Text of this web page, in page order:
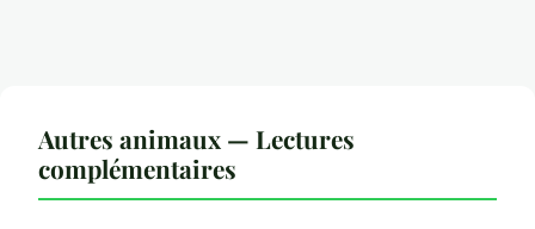
Autres animaux — Lectures
complémentaires